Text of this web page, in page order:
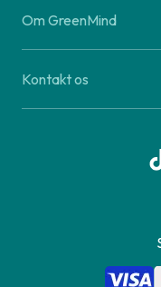
Om GreenMind
Kontakt os